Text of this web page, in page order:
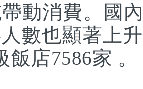
動消費。國
數也顯著上
店7586家 。